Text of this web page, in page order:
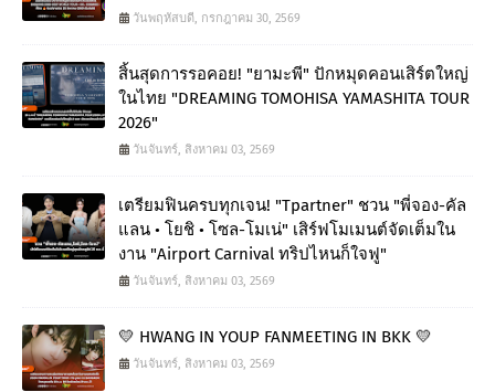
วันพฤหัสบดี, กรกฎาคม 30, 2569
สิ้นสุดการรอคอย! "ยามะพี" ปักหมุดคอนเสิร์ตใหญ่
ในไทย "DREAMING TOMOHISA YAMASHITA TOUR
2026"
วันจันทร์, สิงหาคม 03, 2569
เตรียมฟินครบทุกเจน! "Tpartner" ชวน "พี่จอง-คัล
แลน • โยชิ • โซล-โมเน่" เสิร์ฟโมเมนต์จัดเต็มใน
งาน "Airport Carnival ทริปไหนก็ใจฟู"
วันจันทร์, สิงหาคม 03, 2569
💛 HWANG IN YOUP FANMEETING IN BKK 💛
วันจันทร์, สิงหาคม 03, 2569